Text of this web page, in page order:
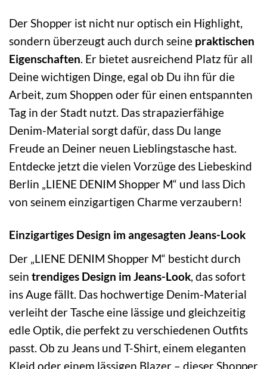
Der Shopper ist nicht nur optisch ein Highlight,
sondern überzeugt auch durch seine praktischen
Eigenschaften. Er bietet ausreichend Platz für all
Deine wichtigen Dinge, egal ob Du ihn für die
Arbeit, zum Shoppen oder für einen entspannten
Tag in der Stadt nutzt. Das strapazierfähige
Denim-Material sorgt dafür, dass Du lange
Freude an Deiner neuen Lieblingstasche hast.
Entdecke jetzt die vielen Vorzüge des Liebeskind
Berlin „LIENE DENIM Shopper M“ und lass Dich
von seinem einzigartigen Charme verzaubern!
Einzigartiges Design im angesagten Jeans-Look
Der „LIENE DENIM Shopper M“ besticht durch
sein trendiges Design im Jeans-Look , das sofort
ins Auge fällt. Das hochwertige Denim-Material
verleiht der Tasche eine lässige und gleichzeitig
edle Optik, die perfekt zu verschiedenen Outfits
passt. Ob zu Jeans und T-Shirt, einem eleganten
Kleid oder einem lässigen Blazer – dieser Shopper